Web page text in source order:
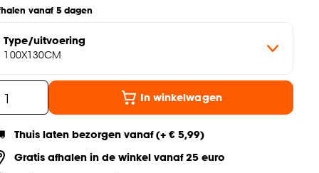
vanaf 5 dagen
Type/uitvoering
100X130CM
In winkelwagen
Thuis laten bezorgen vanaf (+ € 5,99)
Gratis afhalen in de winkel vanaf 25 euro